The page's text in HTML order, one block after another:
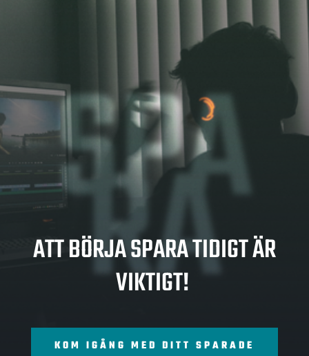
SPA
RA
ATT BÖRJA SPARA TIDIGT ÄR
VIKTIGT!
KOM IGÅNG MED DITT SPARADE